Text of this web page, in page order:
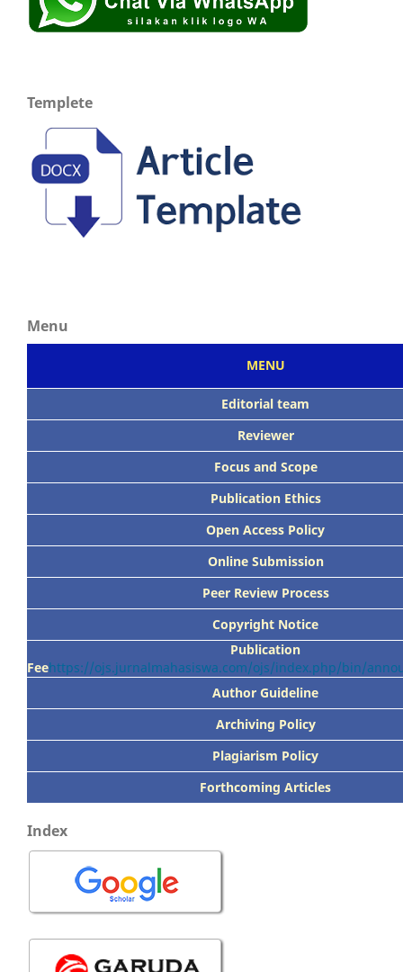
Templete
Menu
MENU
Editorial team
Reviewer
Focus and Scope
Publication Ethics
Open Access Policy
Online Submission
Peer Review Process
Copyright Notice
Publication
Feehttps://ojs.jurnalmahasiswa.com/ojs/index.php/bin/
Author Guideline
Archiving Policy
Plagiarism Policy
Forthcoming Articles
Index